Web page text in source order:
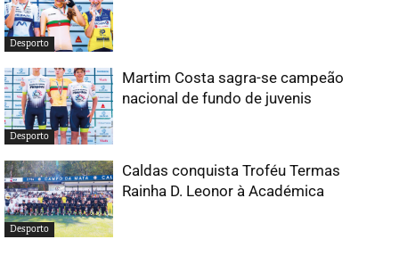
Desporto
Desporto
Martim Costa sagra-se campeão
nacional de fundo de juvenis
Desporto
Caldas conquista Troféu Termas
Rainha D. Leonor à Académica